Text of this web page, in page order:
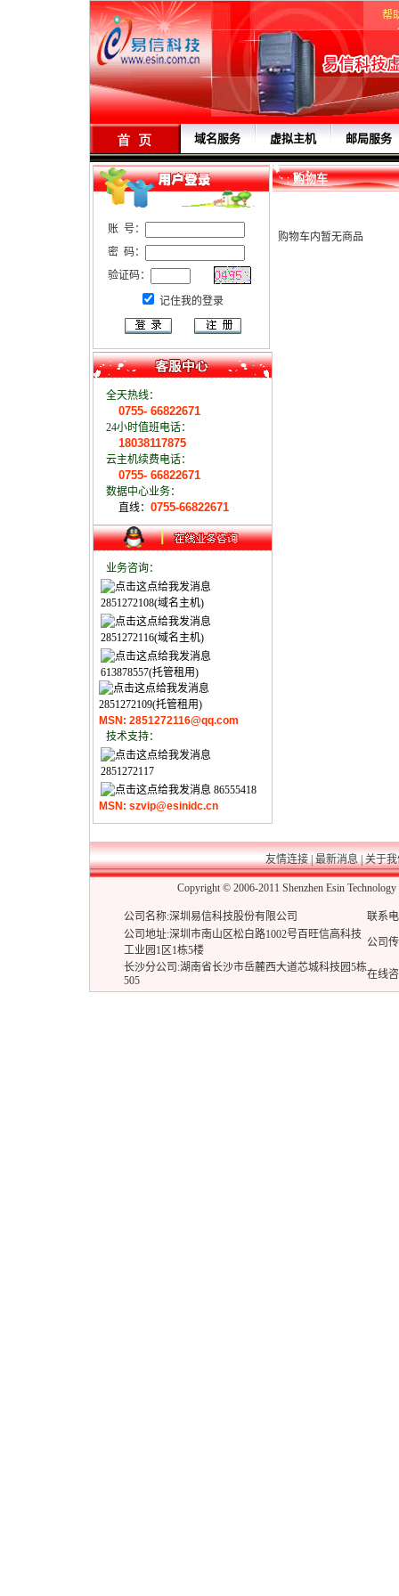
帮
域名服务 虚拟主机 邮局服务
账 号：
密 码：
验证码：
记住我的登录
全天热线：
0755- 66822671
24小时值班电话：
18038117875
云主机续费电话：
0755- 66822671
数据中心业务：
直线： 0755-66822671
业务咨询：
2851272108(域名主机)
2851272116(域名主机)
613878557(托管租用)
2851272109(托管租用)
MSN: 2851272116@qq.com
技术支持：
2851272117
86555418
MSN: szvip@esinidc.cn
购物车
购物车内暂无商品
友情连接|最新消息|关于
Copyright © 2006-2011 Shenzhen Esin
公司名称:深圳易信科技股份有限公司
联系电
公司地址:深圳市南山区松白路1002号百旺信高科技
工业园1区1栋5楼
公司
长沙分公司:湖南省长沙市岳麓西大道芯城科技园5栋
505
在线